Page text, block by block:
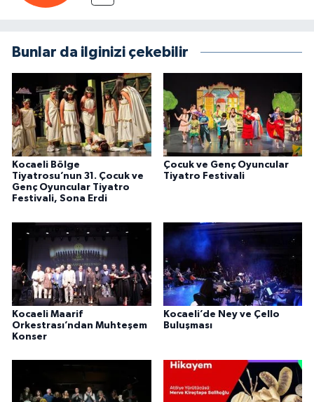
Bunlar da ilginizi çekebilir
Kocaeli Bölge
Tiyatrosu’nun 31. Çocuk ve
Genç Oyuncular Tiyatro
Festivali, Sona Erdi
Çocuk ve Genç Oyuncular
Tiyatro Festivali
Kocaeli Maarif
Orkestrası’ndan Muhteşem
Konser
Kocaeli’de Ney ve Çello
Buluşması